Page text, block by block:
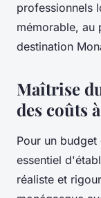
professionnels
mémorable, au
destination
Maîtrise
des coûts
Pour un
essentiel
réaliste et